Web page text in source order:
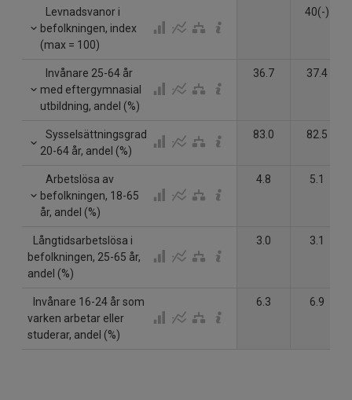
Levnadsvanor i
befolkningen, index
(max = 100)
40(-)
Invånare 25-64 år
med eftergymnasial
utbildning, andel (%)
36.7 37.4
Sysselsättningsgrad
20-64 år, andel (%)
83.0 82.5
Arbetslösa av
befolkningen, 18-65
år, andel (%)
4.8 5.1
Långtidsarbetslösa i
befolkningen, 25-65 år,
andel (%)
3.0 3.1
Invånare 16-24 år som
varken arbetar eller
studerar, andel (%)
6.3 6.9